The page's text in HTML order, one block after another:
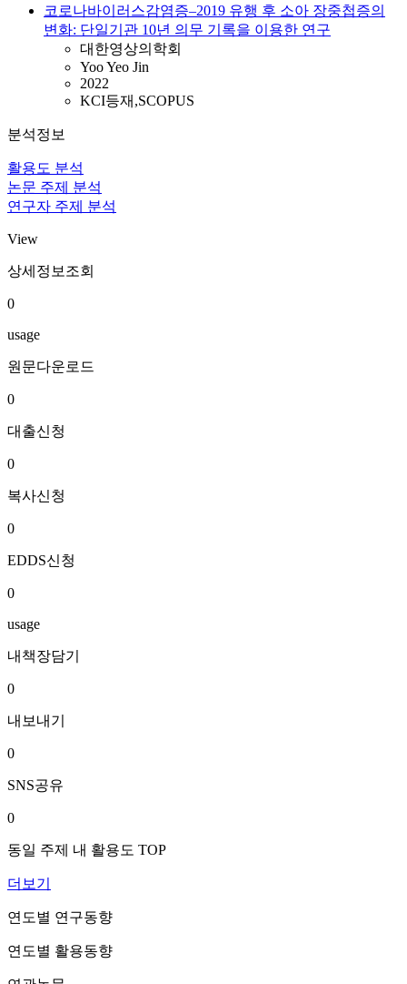
코로나바이러스감염증–2019 유행 후 소아 장중첩증의
변화: 단일기관 10년 의무 기록을 이용한 연구
대한영상의학회
Yoo Yeo Jin
2022
KCI등재,SCOPUS
분석정보
활용도 분석
논문 주제 분석
연구자 주제 분석
View
상세정보조회
0
usage
원문다운로드
0
대출신청
0
복사신청
0
EDDS신청
0
usage
내책장담기
0
내보내기
0
SNS공유
0
동일 주제 내 활용도 TOP
더보기
연도별 연구동향
연도별 활용동향